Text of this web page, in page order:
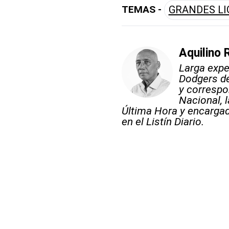
TEMAS - GRANDES
Aquilino
Larga
Dodgers
y
Nacional,
Última Hora y
en el Listín Diario.